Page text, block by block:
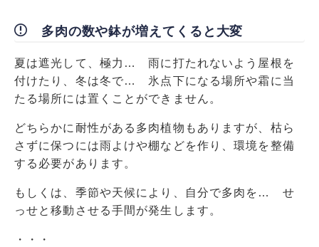
多肉の数や鉢が増えてくると大変
夏は遮光して、極力… 雨に打たれないよう屋根を
付けたり、冬は冬で… 氷点下になる場所や霜に当
たる場所には置くことができません。
どちらかに耐性がある多肉植物もありますが、枯ら
さずに保つには雨よけや棚などを作り、環境を整備
する必要があります。
もしくは、季節や天候により、自分で多肉を… せ
っせと移動させる手間が発生します。
・・・